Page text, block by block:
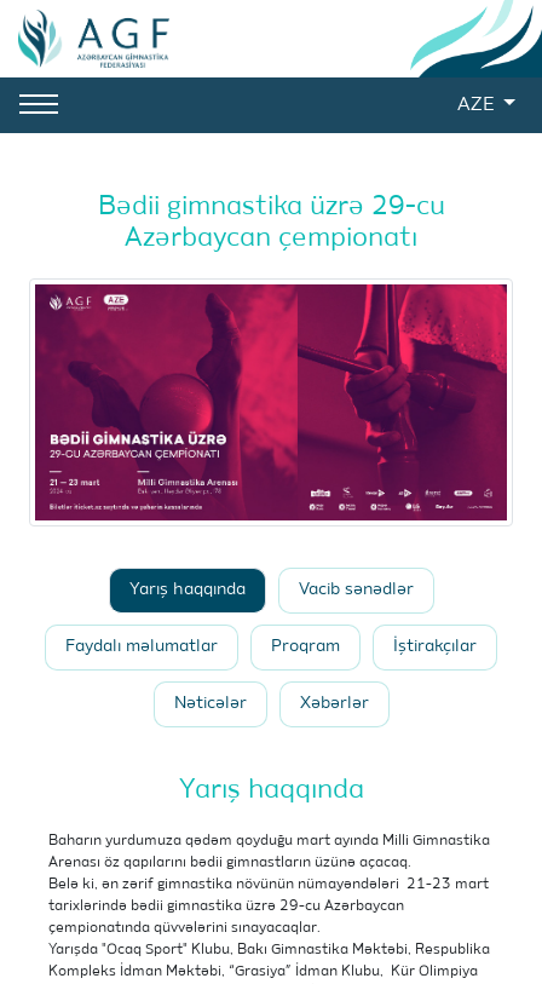
AZE
Bədii gimnastika üzrə 29-cu
Azərbaycan çempionatı
Yarış haqqında Vacib sənədlər
Faydalı məlumatlar Proqram İştirakçılar
Nəticələr Xəbərlər
Yarış haqqında
Baharın yurdumuza qədəm qoyduğu mart ayında Milli Gimnastika
Arenası öz qapılarını bədii gimnastların üzünə açacaq.
Belə ki, ən zərif gimnastika növünün nümayəndələri 21-23 mart
tarixlərində bədii gimnastika üzrə 29-cu Azərbaycan
çempionatında qüvvələrini sınayacaqlar.
Yarışda "Ocaq Sport" Klubu, Bakı Gimnastika Məktəbi, Respublika
Kompleks İdman Məktəbi, “Grasiya” İdman Klubu, Kür Olimpiya